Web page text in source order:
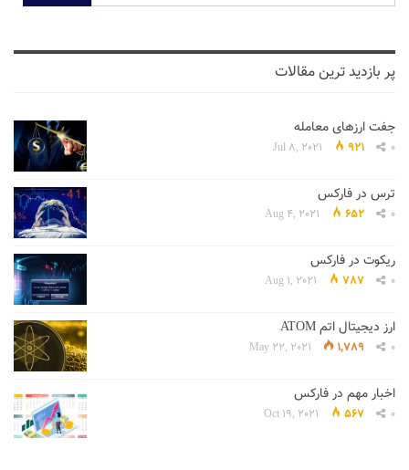
پر بازدید ترین مقالات
جفت ارزهای معامله
Jul 8, 2021 921 0
ترس در فارکس
Aug 4, 2021 652 0
ریکوت در فارکس
Aug 1, 2021 787 0
ارز دیجیتال اتم ATOM
May 22, 2021 1,789 0
اخبار مهم در فارکس
Oct 19, 2021 567 0